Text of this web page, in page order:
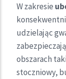
W zakresie
udzielając
obszarach
stoczniowy,